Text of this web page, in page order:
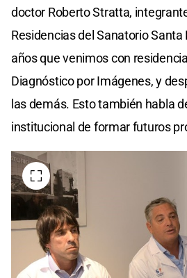
doctor Roberto Stratta,
Residencias del Sanatorio Santa
años que venimos con
Diagnóstico por Imágenes, y
las demás. Esto también habla
institucional de formar futuros